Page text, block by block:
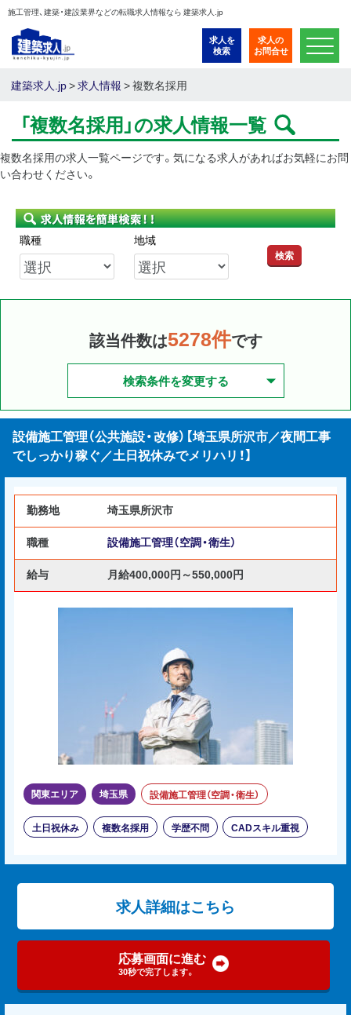
施工管理、建築・建設業界などの転職求人情報なら 建築求人.jp
求人を
検索
求人の
お問合せ
建築求人.jp>求人情報 >複数名採用
「複数名採用」の求人情報一覧
複数名採用の求人一覧ページです。気になる求人があればお気軽にお問
い合わせください。
職種 地域
検索
該当件数は5278件です
検索条件を変更する
設備施工管理（公共施設・改修）【埼玉県所沢市／夜間工事
でしっかり稼ぐ／土日祝休みでメリハリ！】
勤務地 埼玉県所沢市
職種 設備施工管理（空調・衛生）
給与 月給400,000円～550,000円
関東エリア 埼玉県 設備施工管理（空調・衛生）
土日祝休み 複数名採用 学歴不問 CADスキル重視
求人詳細はこちら
応募画面に進む
30秒で完了します。